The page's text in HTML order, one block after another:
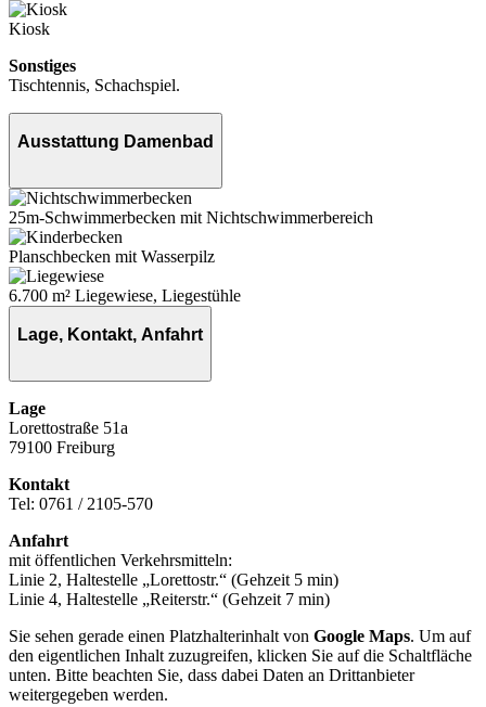
Kiosk
Sonstiges
Tischtennis, Schachspiel.
Ausstattung Damenbad
25m-Schwimmerbecken mit Nichtschwimmerbereich
Planschbecken mit Wasserpilz
6.700 m² Liegewiese, Liegestühle
Lage, Kontakt, Anfahrt
Lage
Lorettostraße 51a
79100 Freiburg
Kontakt
Tel: 0761 / 2105-570
Anfahrt
mit öffentlichen Verkehrsmitteln:
Linie 2, Haltestelle „Lorettostr.“ (Gehzeit 5 min)
Linie 4, Haltestelle „Reiterstr.“ (Gehzeit 7 min)
Sie sehen gerade einen Platzhalterinhalt von Google Maps. Um auf
den eigentlichen Inhalt zuzugreifen, klicken Sie auf die Schaltfläche
unten. Bitte beachten Sie, dass dabei Daten an Drittanbieter
weitergegeben werden.